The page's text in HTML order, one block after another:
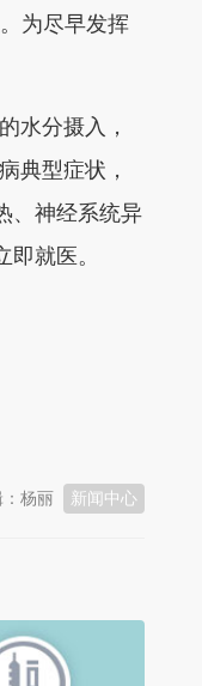
为尽早发挥
水分摄入，
典型症状，
、神经系统异
就医。
新闻中心
：杨丽